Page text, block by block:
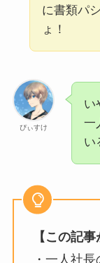
に書類パ
ょ！
ぴぃすけ
い
一
い
【この記
・一人社